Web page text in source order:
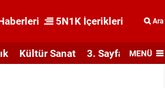
5N1K İçerikleri Ara
Kültür Sanat 3. Sayfa MENÜ